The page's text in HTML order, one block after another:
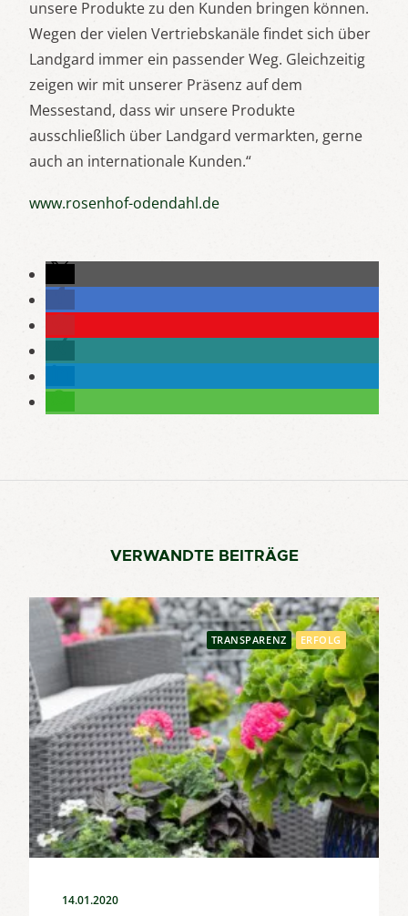
unsere Produkte zu den Kunden bringen können.
Wegen der vielen Vertriebskanäle findet sich über
Landgard immer ein passender Weg. Gleichzeitig
zeigen wir mit unserer Präsenz auf dem
Messestand, dass wir unsere Produkte
ausschließlich über Landgard vermarkten, gerne
auch an internationale Kunden.“
www.rosenhof-odendahl.de
VERWANDTE BEITRÄGE
TRANSPARENZ ERFOLG
14.01.2020